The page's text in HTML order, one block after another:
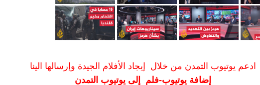
ادعم يوتيوب التمدن من خلال إيجاد الأفلام الجيدة وإرسالها الينا
إضافة يوتيوب-فلم إلى يوتيوب التمدن